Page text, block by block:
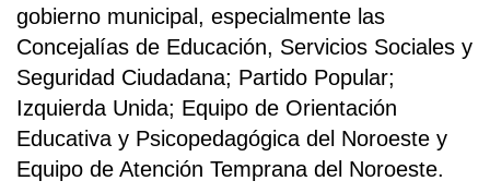
gobierno municipal, especialmente las
Concejalías de Educación, Servicios Sociales y
Seguridad Ciudadana; Partido Popular;
Izquierda Unida; Equipo de Orientación
Educativa y Psicopedagógica del Noroeste y
Equipo de Atención Temprana del Noroeste.